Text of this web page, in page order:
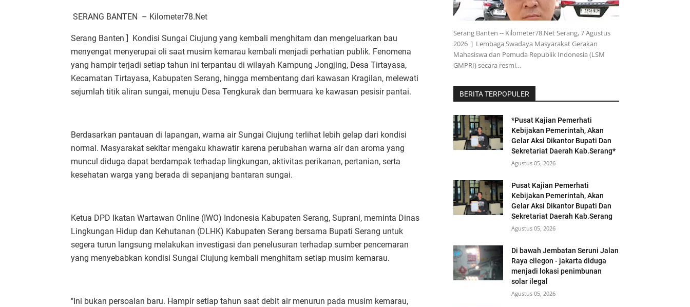
SERANG BANTEN – Kilometer78.Net
Serang Banten ] Kondisi Sungai Ciujung yang kembali menghitam dan mengeluarkan bau
menyengat menyerupai oli saat musim kemarau kembali menjadi perhatian publik. Fenomena
yang hampir terjadi setiap tahun ini terpantau di wilayah Kampung Jongjing, Desa Tirtayasa,
Kecamatan Tirtayasa, Kabupaten Serang, hingga membentang dari kawasan Kragilan, melewati
sejumlah titik aliran sungai, menuju Desa Tengkurak dan bermuara ke kawasan pesisir pantai.
Berdasarkan pantauan di lapangan, warna air Sungai Ciujung terlihat lebih gelap dari kondisi
normal. Masyarakat sekitar mengaku khawatir karena perubahan warna air dan aroma yang
muncul diduga dapat berdampak terhadap lingkungan, aktivitas perikanan, pertanian, serta
kesehatan warga yang berada di sepanjang bantaran sungai.
Ketua DPD Ikatan Wartawan Online (IWO) Indonesia Kabupaten Serang, Suprani, meminta Dinas
Lingkungan Hidup dan Kehutanan (DLHK) Kabupaten Serang bersama Bupati Serang untuk
segera turun langsung melakukan investigasi dan penelusuran terhadap sumber pencemaran
yang menyebabkan kondisi Sungai Ciujung kembali menghitam setiap musim kemarau.
"Ini bukan persoalan baru. Hampir setiap tahun saat debit air menurun pada musim kemarau,
Serang Banten -- Kilometer78.Net Serang, 7 Agustus
2026 ] Lembaga Swadaya Masyarakat Gerakan
Mahasiswa dan Pemuda Republik Indonesia (LSM
GMPRI) secara resmi…
BERITA TERPOPULER
*Pusat Kajian Pemerhati
Kebijakan Pemerintah, Akan
Gelar Aksi Dikantor Bupati Dan
Sekretariat Daerah Kab.Serang*
Agustus 05, 2026
Pusat Kajian Pemerhati
Kebijakan Pemerintah, Akan
Gelar Aksi Dikantor Bupati Dan
Sekretariat Daerah Kab.Serang
Agustus 05, 2026
Di bawah Jembatan Seruni Jalan
Raya cilegon - jakarta diduga
menjadi lokasi penimbunan
solar ilegal
Agustus 05, 2026